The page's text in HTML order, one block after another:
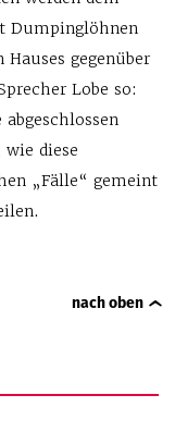
Dumpinglöhnen
Hauses gegenüber
Lobe so:
wie diese
„Fälle“ gemeint
nach oben